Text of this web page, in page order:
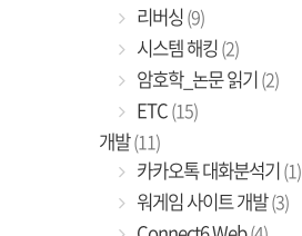
리버싱(9)
시스템 해킹(2)
암호학_논문 읽기(2)
ETC(15)
개발(11)
카카오톡 대화분석기(1)
워게임 사이트 개발(3)